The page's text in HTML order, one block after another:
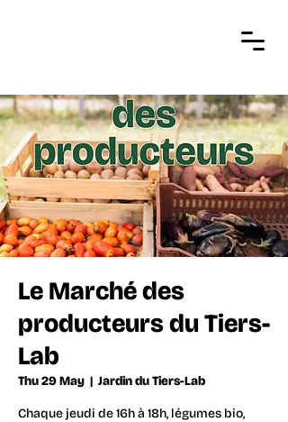
Le Marché des
producteurs du Tiers-
Lab
Thu 29 May
  |
Jardin du Tiers-Lab
Chaque jeudi de 16h à 18h, légumes bio,